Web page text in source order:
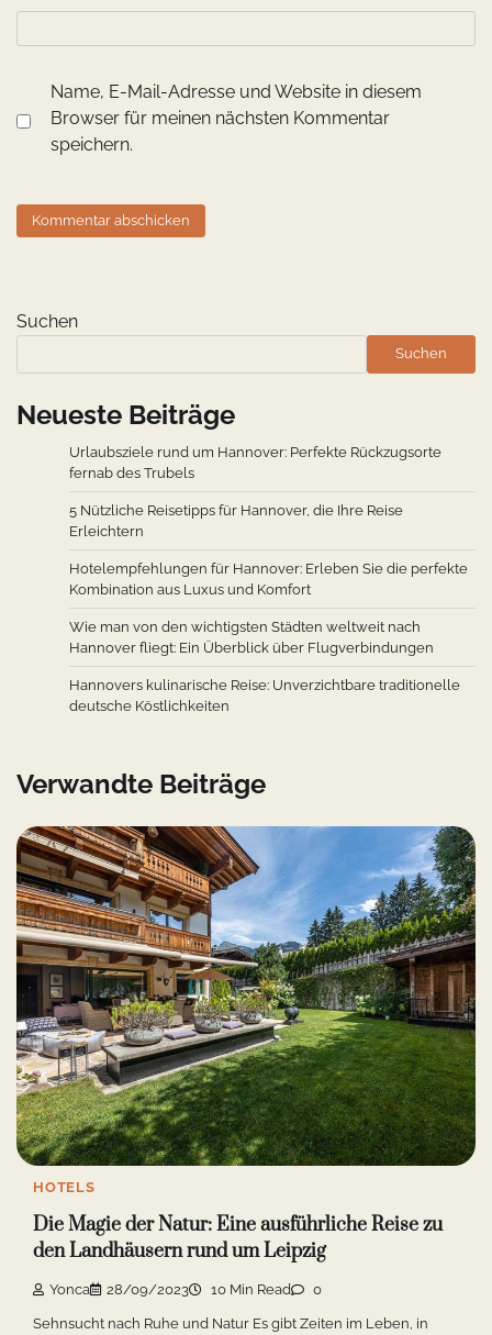
Name, E-Mail-Adresse und Website in diesem
Browser für meinen nächsten Kommentar
speichern.
Suchen
Suchen
Neueste Beiträge
Urlaubsziele rund um Hannover: Perfekte Rückzugsorte
fernab des Trubels
5 Nützliche Reisetipps für Hannover, die Ihre Reise
Erleichtern
Hotelempfehlungen für Hannover: Erleben Sie die perfekte
Kombination aus Luxus und Komfort
Wie man von den wichtigsten Städten weltweit nach
Hannover fliegt: Ein Überblick über Flugverbindungen
Hannovers kulinarische Reise: Unverzichtbare traditionelle
deutsche Köstlichkeiten
Verwandte Beiträge
HOTELS
Die Magie der Natur: Eine ausführliche Reise zu
den Landhäusern rund um Leipzig
Yonca 28/09/2023 10 Min Read 0
Sehnsucht nach Ruhe und Natur Es gibt Zeiten im Leben, in